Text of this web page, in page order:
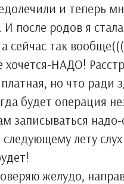
и теперь
И после родов я
сейчас так
хочется-НАДО!
но что ради
будет операция
записываться
лету
желудо,